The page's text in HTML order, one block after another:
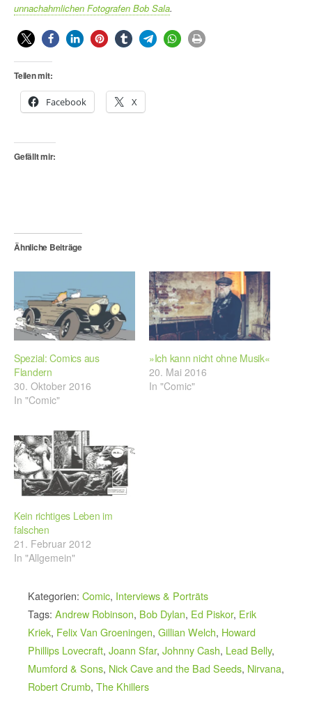
unnachahmlichen Fotografen Bob Sala.
Teilen mit:
Facebook X
Gefällt mir:
Ähnliche Beiträge
Spezial: Comics aus
Flandern
30. Oktober 2016
In "Comic"
»Ich kann nicht ohne Musik«
20. Mai 2016
In "Comic"
Kein richtiges Leben im
falschen
21. Februar 2012
In "Allgemein"
Kategorien: Comic, Interviews & Porträts
Tags: Andrew Robinson, Bob Dylan, Ed Piskor, Erik
Kriek, Felix Van Groeningen, Gillian Welch, Howard
Phillips Lovecraft, Joann Sfar, Johnny Cash, Lead Belly,
Mumford & Sons, Nick Cave and the Bad Seeds, Nirvana,
Robert Crumb, The Khillers